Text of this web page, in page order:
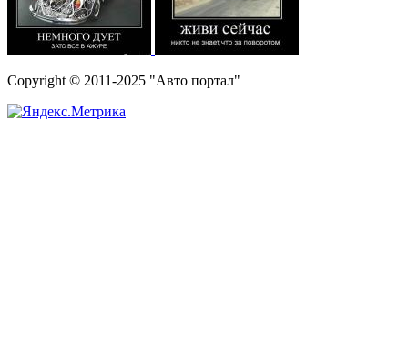
Copyright © 2011-2025 "Авто портал"